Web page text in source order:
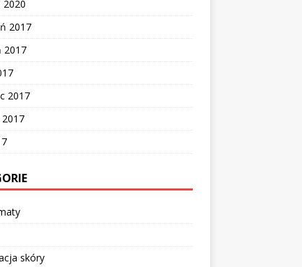
2020
2017
2017
2017
skóry